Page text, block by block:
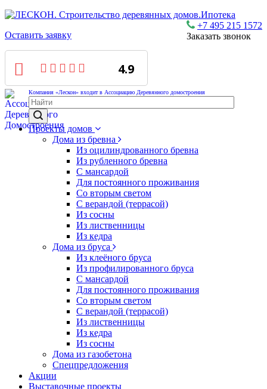
+7 495 215 1572
Заказать звонок
Ипотека
Оставить заявку
4.9
Компания «Лескон» входит в Ассоциацию Деревянного домостроения
Проекты домов
Дома из бревна
Из оцилиндрованного бревна
Из рубленного бревна
С мансардой
Для постоянного проживания
Со вторым светом
С верандой (террасой)
Из сосны
Из лиственницы
Из кедра
Дома из бруса
Из клеёного бруса
Из профилированного бруса
С мансардой
Для постоянного проживания
Со вторым светом
С верандой (террасой)
Из лиственницы
Из кедра
Из сосны
Дома из газобетона
Спецпредложения
Акции
Выставочные проекты